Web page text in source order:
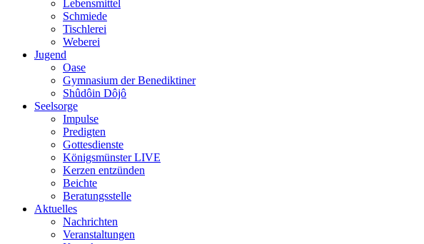
Lebensmittel
Schmiede
Tischlerei
Weberei
Jugend
Oase
Gymnasium der Benediktiner
Shûdôin Dôjô
Seelsorge
Impulse
Predigten
Gottesdienste
Königsmünster LIVE
Kerzen entzünden
Beichte
Beratungsstelle
Aktuelles
Nachrichten
Veranstaltungen